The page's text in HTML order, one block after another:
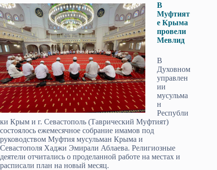
В
Муфтият
е Крыма
провели
Мевлид
В
Духовном
управлен
ии
мусульма
н
Республи
ки Крым и г. Севастополь (Таврический Муфтият)
состоялось ежемесячное собрание имамов под
руководством Муфтия мусульман Крыма и
Севастополя Хаджи Эмирали Аблаева. Религиозные
деятели отчитались о проделанной работе на местах и
расписали план на новый месяц.